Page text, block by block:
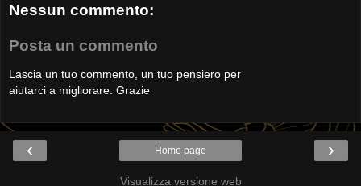
Nessun commento:
Posta un commento
Lascia un tuo commento, un tuo pensiero per
aiutarci a migliorare. Grazie
‹ ›
Home page
Visualizza versione web